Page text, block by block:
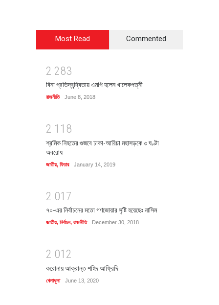
Most Read Commented
2 283
বিনা প্রতিদ্বন্দ্বিতায় এমপি হলেন খালেকপত্নী
রাজনীতি June 8, 2018
2 1 1 8
শ্রমিক নিহতের গুজবে ঢাকা-আরিচা মহাসড়কে ৩ ঘণ্টা
অবরোধ
জাতীয়, ফিচার January 14, 2019
2 01 7
৭০-এর নির্বাচনের মতো গণজোয়ার সৃষ্টি হয়েছেঃ নাসিম
জাতীয়, নির্বাচন, রাজনীতি December 30, 2018
2 01 2
করোনায় আক্রান্ত শহিদ আফ্রিদি
খেলাধুলা June 13, 2020